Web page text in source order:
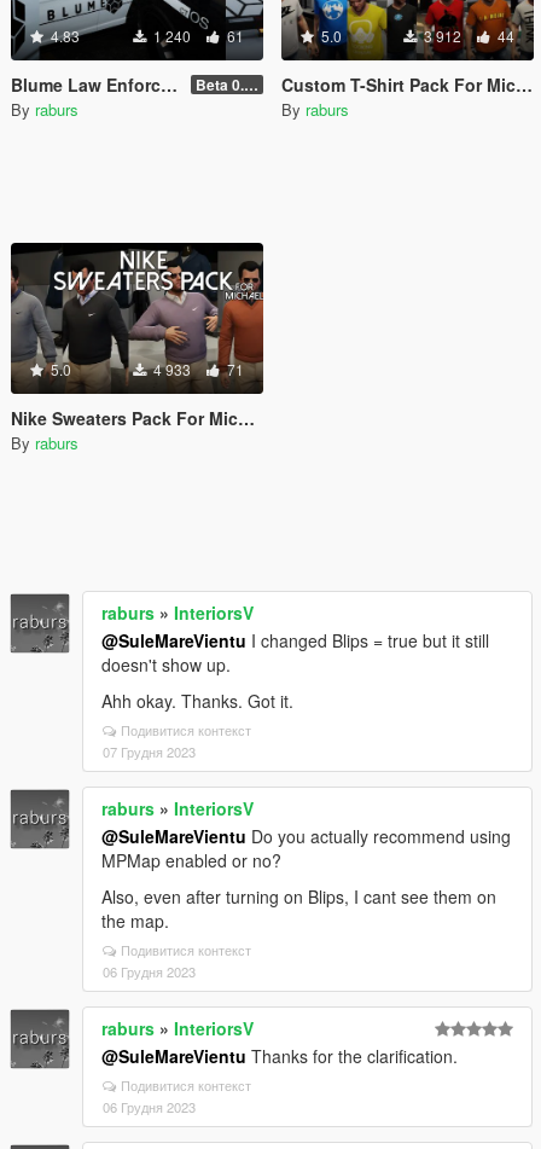
4.83 1 240 61
Blume Law Enforcement Vanilla Skin Pack [ Watch Dogs ] Beta 0.2.1
By raburs
5.0 3 912 44
Custom T-Shirt Pack For Michael
By raburs
5.0 4 933 71
Nike Sweaters Pack For Michael
By raburs
raburs » InteriorsV
@SuleMareVientu I changed Blips = true but it still
doesn't show up.
Ahh okay. Thanks. Got it.
Подивитися контекст
07 Грудня 2023
raburs » InteriorsV
@SuleMareVientu Do you actually recommend using
MPMap enabled or no?
Also, even after turning on Blips, I cant see them on
the map.
Подивитися контекст
06 Грудня 2023
raburs » InteriorsV
@SuleMareVientu Thanks for the clarification.
Подивитися контекст
06 Грудня 2023